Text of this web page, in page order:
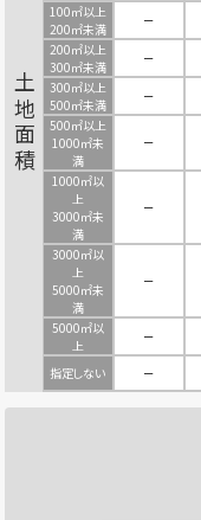
土地面積
100㎡以上
200㎡未満
－
200㎡以上
300㎡未満
－
300㎡以上
500㎡未満
－
500㎡以上
1000㎡未
満
－
1000㎡以
上
3000㎡未
満
－
3000㎡以
上
5000㎡未
満
－
5000㎡以
上
－
指定しない －